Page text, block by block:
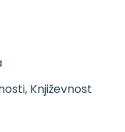
Književnost